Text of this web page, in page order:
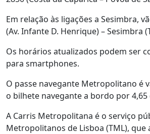
Em relação às ligações a Sesimbra,
(Av. Infante D. Henrique) – Sesimbra
Os horários atualizados podem ser
para smartphones.
O passe navegante Metropolitano é
o bilhete navegante a bordo por
A Carris Metropolitana é o serviço
Metropolitanos de Lisboa (TML),